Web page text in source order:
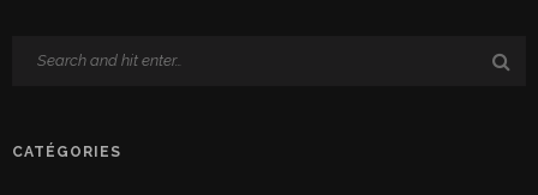
CATÉGORIES